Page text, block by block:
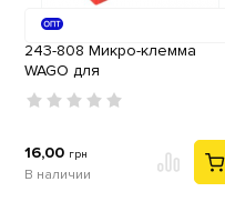
243-808 Микро-клемма
WAGO для
распределительных
коробок 8 контактов,
16,00 грн
В наличии